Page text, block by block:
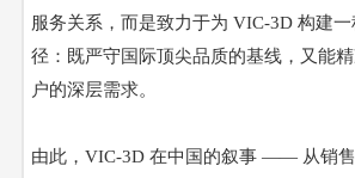
服务关系，而是致力于为 VIC-3D 构建
径：既严守国际顶尖品质的基线，又能
户的深层需求。
由此，VIC-3D 在中国的叙事 —— 从销